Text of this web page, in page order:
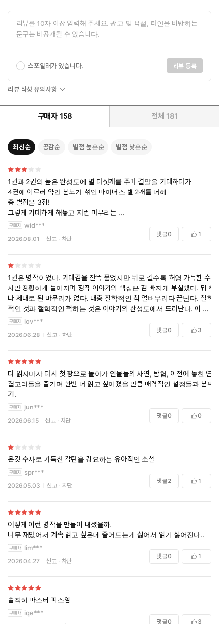
요 네 종족 중 하나인 ‘도깨비’ 경우가 이를 대표하는데, 씨름과 윷
놀이를 좋아하며, 도깨비감투를 쓰고 남을 놀라게 하는 것을 즐기
지만 피를 두려워하고 폭력을 싫어한다는 점에서 한국 전통의 도
깨비와 흡사한 면을 갖고 있다. 또한 작품 속에서 중요한 단서가
되는 고대 왕국의 언어는 우리의 옛말(조선 중기에 사용되던 말)
을 그대로 차용하고 있으며, 등장하는 생명체의 이름 역시 ‘두억
다. 성당의 신부나 성직자, 대주교 등만 다루던 기존 판타지 소설
과 달리 사원과 스님, 그리고 주지 등이 등장하는 것도 새로운 점
이영도 식의 독특한 설정과 이야기 진행.
하고 신비스러운 이야기가 독자의 눈을 사로잡는다. 특히 넷으로
구분된 색다른 종족들은 작품의 스토리와 부합되어 사건의 요소
요소에서 새로운 반전을 일으키게 한다. 이중 가장 눈에 띄는 종
족은 역시 현대의 인간과 흡사한 인간족이다. 왕이 되고자 하는
제왕병자들이 가득하고, 저마다 자신의 세력을 키우지만 정작 네
종족 중 가장 나약한 종족이라는 점은 모순으로 가득 찬 인간의
단면을 보여준다. 다른 종족도 이와 비슷한 모순적인 특성을 갖
고 있다. 닭의 모습을 닮은 레콘 족은 3미터에 이르는 큰 키와 강
인한 체력, 그리고 신의 선물인 무기를 갖고 있기에 네 종족 중 개
인의 무력으로는 가장 강력하다고 볼 수 있지만 철저히 자신의
숙원만을 이루려는 개인주의 때문에 종족이 단합할 수 없고 언제
나 홀로 싸우는 약점을 갖고 있다. 불을 자유자재로 다루는 도깨
비는 마음만 먹으면 일거에 수십만을 죽일 수도 있지만, 근본적
으로 폭력과 피를 두려워하는 까닭에 세상에 아무런 영향도 주지
못한다. 뱀처럼 비늘이 있고 변온 체질인 나가는 인간의 ‘말’이 아
방의 저온을 이겨내지 못하는 체질적 한계를 갖고 있다. 작품 전
체의 종족들 중 그 어떠한 종족도 완벽하지 못한 상태를 유지한
다.
작품 속에 사용되는 속담이나 격언 등도 종족적 특성을 최대한 활용
하여 독자의 흥미를 돋운다. 물을 두려워하는 특성을 가진 레콘의
경우 ‘붕어 저택에 빠져 죽을’, ‘녹은 얼음을 뒤집어 쓸’과 같은 욕설이
나오기도 하며, 말 대신 니름이라는 정신적 언어를 사용하는 나가들
은 ‘니름도 안 된다(말도 안 된다)’, ‘니름 잘라먹지 마라(말 잘라먹지
마라)’ 같은 변종 언어를 사용하기도 한다. 또한 종족을 초월하여 등
장하는 ‘군령자’나 ‘유료 도로당’ 또한 독특한 이영도 식의 소설에서
만 맛볼 수 있는 것들이다. 군령자는 한 육체에 오랜 시간 동안 여러
명의 영혼이 깃든 것으로 영화 『존 말코비치 되기』에서 이와 비슷
한 육체를 목격할 수 있다. 영생하고자 하는 생명체의 욕구로 인해
탄생한 이 군령자는 항시 ‘더 이상 전령하지 않고 죽겠다.’고 주장하
지만 결국 죽을 때에 이르러서는 영생을 위해 남에게 전령하는 나약
한 모습을 보이기도 한다. ‘유료 도로당’이라는 단체는 작품 속에서
길을 정비하는 대신 통행세를 받는 이들로서, 돈을 지불하고 도로를
해 인간 전체의 적조차도 돈을 지불하기만 하면 고객으로 규정하는
모순에 빠지기도 한다.
스포일러가 있습니다. 리뷰 등록
리뷰 작성 유의사항
구매자 158 전체 181
최신순 공감순 별점 높은순 별점 낮은순
1권과 2권의 높은 완성도에 별 다섯개를 주며 결말을 기대하다가
4권에 이르러 약간 분노가 섞인 마이너스 별 2개를 더해
총 별점은 3점!
그렇게 기대하게 해놓고 저런 마무리는
마지막까지 읽은 노력을 허무하게 했음
wid***
2026.08.01 신고 차단
댓글0 1
1권은 명작이었다. 기대감을 잔뜩 품었지만 뒤로 갈수록 허영 가득한 수
사만 장황하게 늘어지며 정작 이야기의 핵심은 김 빠지게 부실했다. 뭐 하
나 제대로 된 마무리가 없다. 대충 철학적인 척 얼버무리다 끝난다. 철학
적인 것과 철학적인 척하는 것은 이야기의 완성도에서 드러난다. 이 소설
은 "척"이다. 하이라이트라 부를만한 장면들은 '기승'까지 멋지게 가다가
'전결'없이 끝난다. 모든 에피소드가 동일하다. 엔딩은 기가 막혀서 화가
날 지경이다. 고작 이걸 보게 하려고 그렇게 지겨운 얘기를 늘어놓은 거
야? 결론은 모호하다. 그저 즐겁게 세계관 구상을 하다가 그 아이디어에
서 이야기를 더 발전시키지 못한 채 어영부영 전개되는 소설을 본 기분이
다. 세계관은 촘촘하지만 소설의 완성도는 처참하다.
lov***
2026.06.28 신고 차단
댓글0 3
다 읽자마자 다시 첫 장으로 돌아가 인물들의 사연, 탐험, 이전에 놓친 연
결고리들을 즐기며 한번 더 읽고 싶어졌을 만큼 매력적인 설정들과 분위
기.
jun***
2026.06.15 신고 차단
댓글0 0
온갖 수사로 가득찬 감탄을 강요하는 유아적인 소설
spr***
2026.05.03 신고 차단
댓글2 1
어떻게 이런 명작을 만들어 내셨을까.
너무 재밌어서 계속 읽고 싶은데 줄어드는게 싫어서 읽기 싫어진다..
lim***
2026.04.27 신고 차단
댓글0 1
솔직히 마스터 피스임
iqe***
댓글0 3